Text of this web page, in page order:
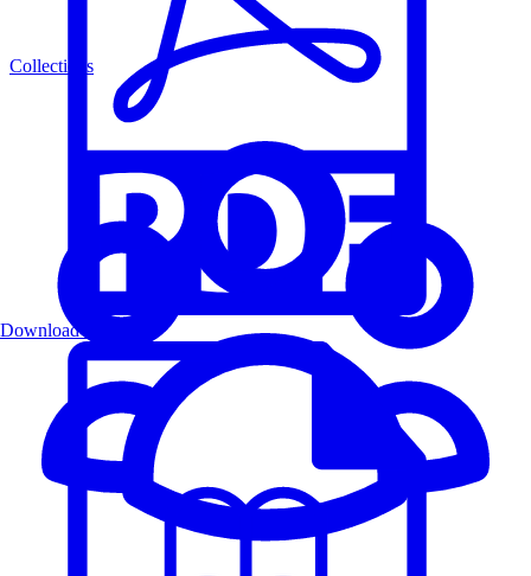
Collections
Download PDF